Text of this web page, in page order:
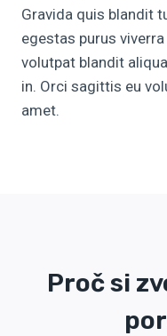
Gravida quis blandit
egestas purus
volutpat blandit
in. Orci sagittis eu
amet.
Proč si